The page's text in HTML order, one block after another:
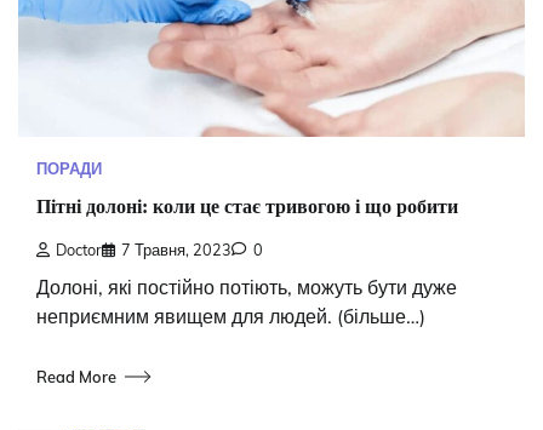
ПОРАДИ
Пітні долоні: коли це стає тривогою і що робити
Doctor 7 Травня, 2023 0
Долоні, які постійно потіють, можуть бути дуже
неприємним явищем для людей. (більше…)
Read More